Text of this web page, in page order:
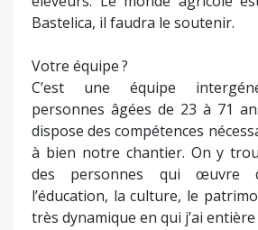
Bastelica, il faudra le soutenir.
Votre équipe ?
C’est une équipe
personnes âgées de 23 à 71
dispose des compétences
à bien notre chantier. On y
des personnes qui œuvre
l’éducation, la culture, le
très dynamique en qui j’ai